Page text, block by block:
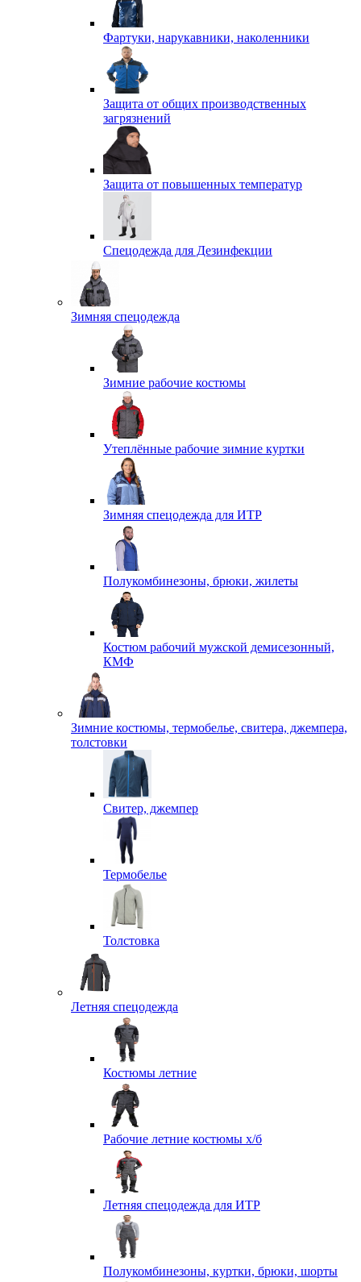
Фартуки, нарукавники, наколенники
Защита от общих производственных
загрязнений
Защита от повышенных температур
Спецодежда для Дезинфекции
Зимняя спецодежда
Зимние рабочие костюмы
Утеплённые рабочие зимние куртки
Зимняя спецодежда для ИТР
Полукомбинезоны, брюки, жилеты
Костюм рабочий мужской демисезонный,
КМФ
Зимние костюмы, термобелье, свитера, джемпера,
толстовки
Свитер, джемпер
Термобелье
Толстовка
Летняя спецодежда
Костюмы летние
Рабочие летние костюмы х/б
Летняя спецодежда для ИТР
Полукомбинезоны, куртки, брюки, шорты